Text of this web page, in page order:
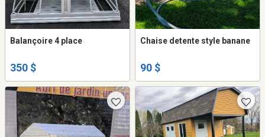
Balançoire 4 place
350 $
Chaise detente style banane
90 $